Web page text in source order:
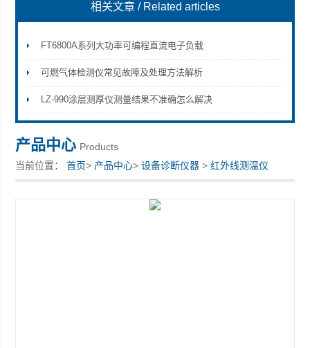
深圳市深博瑞仪器仪表有限公司
相关文章 / Related articles
FT6800A系列大功率可编程直流电子负载
可燃气体检测仪常见故障及处理方法解析
LZ-990涂层测厚仪测量结果不准确怎么解决
产品中心 Products
当前位置：首页> 产品中心>设备诊断仪器 >红外线测温仪